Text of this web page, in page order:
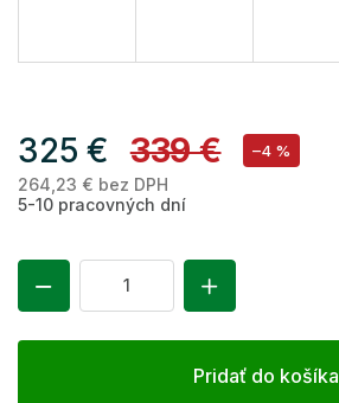
339 € –4 %
325 €
264,23 € bez DPH
5-10 pracovných dní
Pridať do košíka